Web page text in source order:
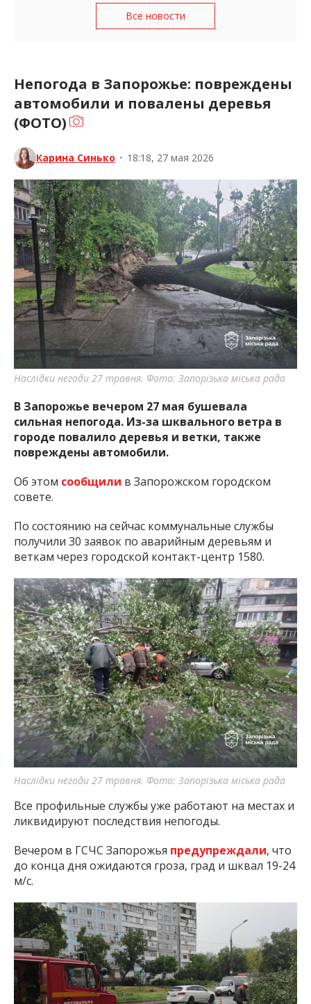
Все новости
Непогода в Запорожье: повреждены
автомобили и повалены деревья
(ФОТО)
Карина Синько • 18:18, 27 мая 2026
Наслідки негоди 27 травня. Фото: Запорізька міська рада
В Запорожье вечером 27 мая бушевала
сильная непогода. Из-за шквального ветра в
городе повалило деревья и ветки, также
повреждены автомобили.
Об этом сообщили в Запорожском городском
совете.
По состоянию на сейчас коммунальные службы
получили 30 заявок по аварийным деревьям и
веткам через городской контакт-центр 1580.
Наслідки негоди 27 травня. Фото: Запорізька міська рада
Все профильные службы уже работают на местах и
ликвидируют последствия непогоды.
Вечером в ГСЧС Запорожья предупреждали, что
до конца дня ожидаются гроза, град и шквал 19-24
м/с.